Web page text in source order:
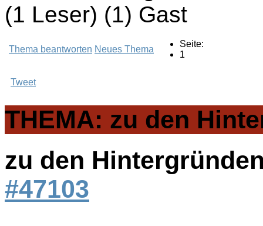
(1 Leser) (1) Gast
Thema beantworten Neues Thema
Seite:
1
Tweet
THEMA: zu den
zu den
#47103